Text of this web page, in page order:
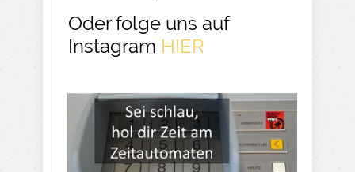
Oder folge uns auf
Instagram HIER​